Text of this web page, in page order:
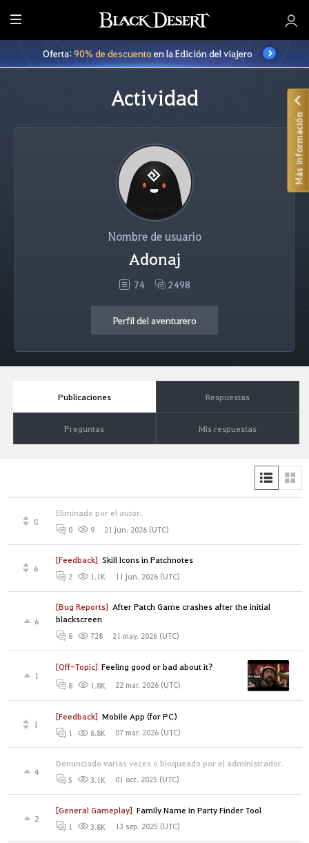
T
o
d
o
Oferta:90% de descuentoen la Edición del viajero
Actividad
Nombre de usuario
Adonaj
74 2498
Perfil del aventurero
Publicaciones Respuestas
Preguntas Mis respuestas
Eliminado por el autor.
0
0 9 21 jun. 2026 (UTC)
[Feedback] Skill Icons in Patchnotes
6
2 1.1K 11 jun. 2026 (UTC)
[Bug Reports] After Patch Game crashes after the initial
blackscreen
6
8 728 21 may. 2026 (UTC)
[Off-Topic] Feeling good or bad about it?
1
8 1.8K 22 mar. 2026 (UTC)
[Feedback] Mobile App (for PC)
1
1 8.8K 07 mar. 2026 (UTC)
Denunciado varias veces o bloqueado por el administrador.
4
5 3.1K 01 oct. 2025 (UTC)
[General Gameplay] Family Name in Party Finder Tool
2
1 3.8K 13 sep. 2025 (UTC)
Más información